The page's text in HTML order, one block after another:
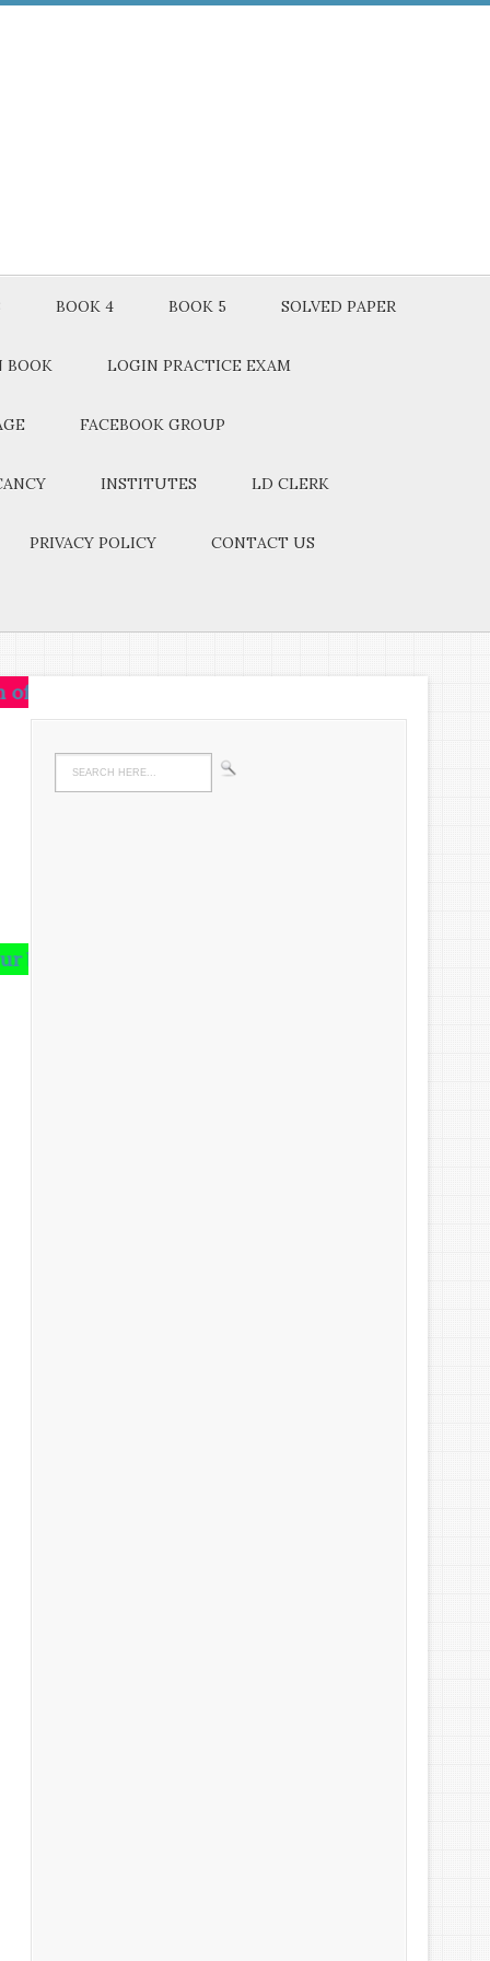
BOOK 4 BOOK 5 SOLVED PAPER
BOOK LOGIN PRACTICE EXAM
FACEBOOK GROUP
INSTITUTES LD CLERK
PRIVACY POLICY CONTACT US
idea.Let the brain,muscles,nerves,every
riot there,undigested all your life.We